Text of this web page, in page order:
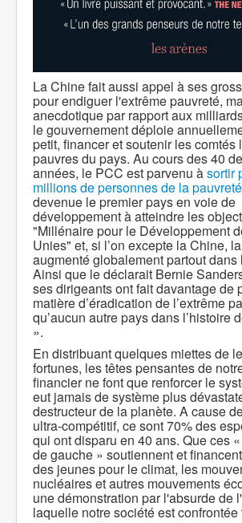
La Chine fait aussi appel à ses
pour endiguer l'extrême pauvreté,
anecdotique par rapport aux
le gouvernement déploie
petit, financer et soutenir les comtés
pauvres du pays. Au cours des 40
années, le PCC est parvenu àsortir
millions de personnes de la pauvreté
devenue le premier pays en voie de
développement à atteindre les
"Millénaire pour le Développement
Unies" et, si l’on excepte la Chine,
augmenté globalement partout dans
Ainsi que le déclarait Bernie
ses dirigeants ont fait davantage de
matière d’éradication de l’extrême
qu’aucun autre pays dans l’histoire
».
En distribuant quelques miettes de
fortunes, les têtes pensantes de
financier ne font que renforcer le
eut jamais de système plus
destructeur de la planète. A cause
ultra-compétitif, ce sont 70% des
qui ont disparu en 40 ans. Que ces
de gauche » soutiennent et
des jeunes pour le climat, les
nucléaires et autres mouvements
une démonstration par l'absurde de
laquelle notre société est